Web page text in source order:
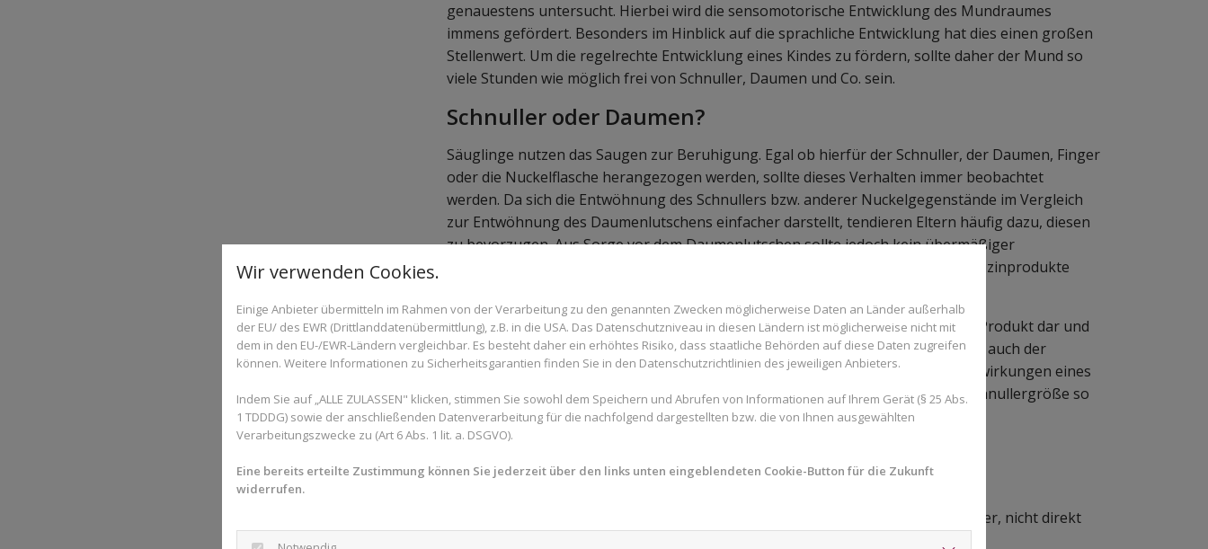
genauestens untersucht. Hierbei wird die sensomotorische Entwicklung des Mundraumes
immens gefördert. Besonders im Hinblick auf die sprachliche Entwicklung hat dies einen großen
Stellenwert. Um die regelrechte Entwicklung eines Kindes zu fördern, sollte daher der Mund so
viele Stunden wie möglich frei von Schnuller, Daumen und Co. sein.
Schnuller oder Daumen?
Säuglinge nutzen das Saugen zur Beruhigung. Egal ob hierfür der Schnuller, der Daumen, Finger
oder die Nuckelflasche herangezogen werden, sollte dieses Verhalten immer beobachtet
werden. Da sich die Entwöhnung des Schnullers bzw. anderer Nuckelgegenstände im Vergleich
zur Entwöhnung des Daumenlutschens einfacher darstellt, tendieren Eltern häufig dazu, diesen
zu bevorzugen. Aus Sorge vor dem Daumenlutschen sollte jedoch kein übermäßiger
Schnullerkonsum resultieren. Schnuller werden häufig als „kiefergerechte“ Medizinprodukte
Aus kieferorthopädischer Sicht stellt der Schnuller jedoch kein kiefergerechtes Produkt dar und
sollte auch nicht mit der Größe des Kindes mitwachsen. Sowohl der Schnuller als auch der
Daumen verwehren der Zunge den korrekten Platz am Gaumen. Um die Nebenwirkungen eines
Schnullers zu reduzieren, sollte sowohl die Dauer der Verwendung sowie die Schnullergröße so
klein wie möglich gehalten werden.
Fingerlutschen
Prinzipiell lässt sich sagen, dass das Saugen an Schnulle und Daumen, bzw. Finger, nicht direkt
Wir verwenden Cookies.
Einige Anbieter übermitteln im Rahmen von der Verarbeitung zu den genannten Zwecken möglicherweise Daten an Länder außerhalb
der EU/ des EWR (Drittlanddatenübermittlung), z.B. in die USA. Das Datenschutzniveau in diesen Ländern ist möglicherweise nicht mit
dem in den EU-/EWR-Ländern vergleichbar. Es besteht daher ein erhöhtes Risiko, dass staatliche Behörden auf diese Daten zugreifen
können. Weitere Informationen zu Sicherheitsgarantien finden Sie in den Datenschutzrichtlinien des jeweiligen Anbieters.
Indem Sie auf „ALLE ZULASSEN" klicken, stimmen Sie sowohl dem Speichern und Abrufen von Informationen auf Ihrem Gerät (§ 25 Abs.
1 TDDDG) sowie der anschließenden Datenverarbeitung für die nachfolgend dargestellten bzw. die von Ihnen ausgewählten
Verarbeitungszwecke zu (Art 6 Abs. 1 lit. a. DSGVO).
Eine bereits erteilte Zustimmung können Sie jederzeit über den links unten eingeblendeten Cookie-Button für die Zukunft
widerrufen.